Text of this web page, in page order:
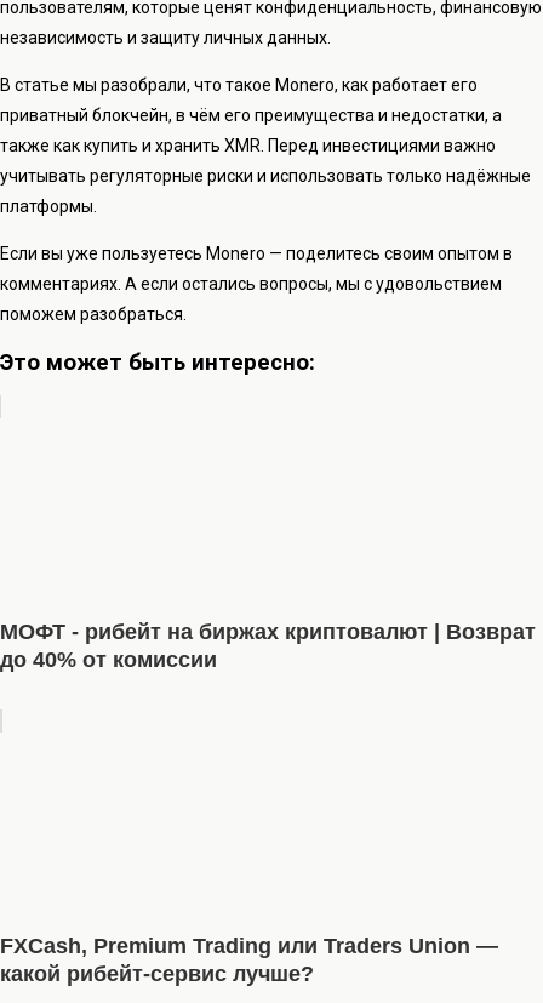
пользователям, которые ценят конфиденциальность, финансовую
независимость и защиту личных данных.
В статье мы разобрали, что такое Monero, как работает его
приватный блокчейн, в чём его преимущества и недостатки, а
также как купить и хранить XMR. Перед инвестициями важно
учитывать регуляторные риски и использовать только надёжные
платформы.
Если вы уже пользуетесь Monero — поделитесь своим опытом в
комментариях. А если остались вопросы, мы с удовольствием
поможем разобраться.
Это может быть интересно:
МОФТ - рибейт на биржах криптовалют | Возврат
до 40% от комиссии
FXCash, Premium Trading или Traders Union —
какой рибейт-сервис лучше?